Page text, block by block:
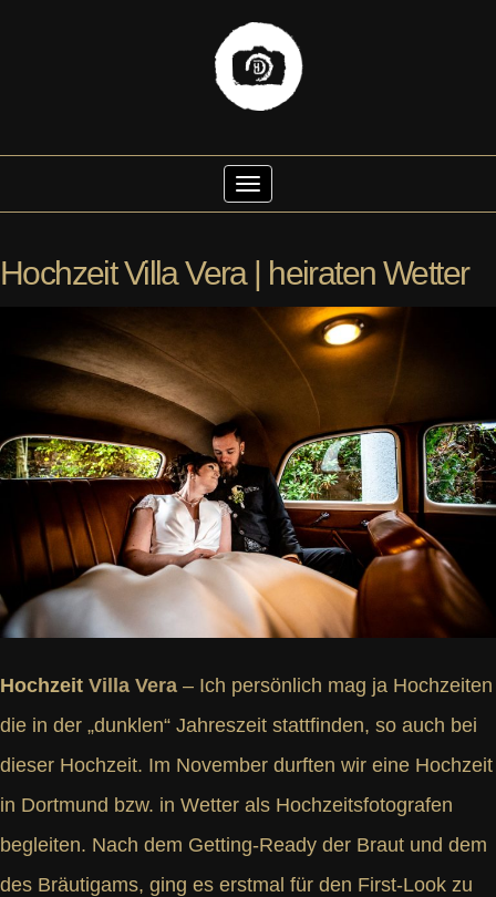
content
Toggle Navigation
Hochzeit Villa Vera | heiraten Wetter
Hochzeit Villa Vera – Ich persönlich mag ja Hochzeiten
die in der „dunklen“ Jahreszeit stattfinden, so auch bei
dieser Hochzeit. Im November durften wir eine Hochzeit
in Dortmund bzw. in Wetter als Hochzeitsfotografen
begleiten. Nach dem Getting-Ready der Braut und dem
des Bräutigams, ging es erstmal für den First-Look zu